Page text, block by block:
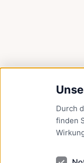
Durch
finden